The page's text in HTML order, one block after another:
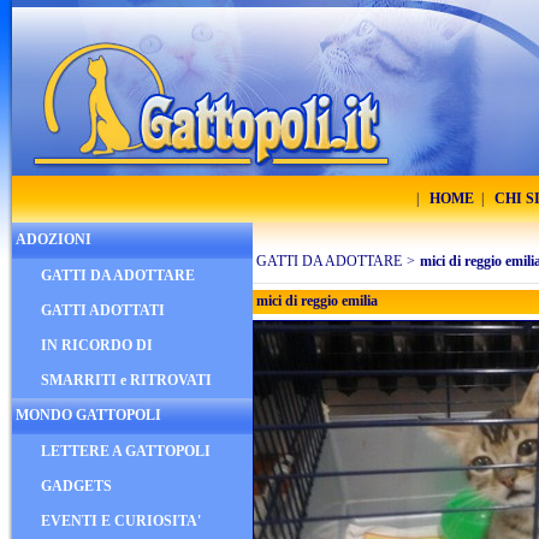
HOME CHI
ADOZIONI
GATTI DA ADOTTARE
GATTI ADOTTATI
IN RICORDO DI
SMARRITI e RITROVATI
MONDO GATTOPOLI
LETTERE A GATTOPOLI
GADGETS
EVENTI E CURIOSITA'
GATTI DA ADOTTARE > mici di reggio
mici di reggio emilia